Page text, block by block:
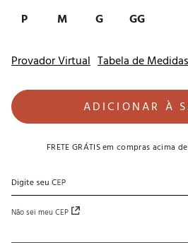
P M G GG
Provador Virtual Tabela de Medidas
ADICIONAR À
FRETE GRÁTISem compras acima de
Não sei meu CEP